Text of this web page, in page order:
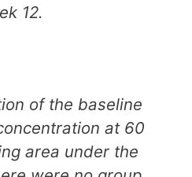
12.
of the baseline
at 60
area under the